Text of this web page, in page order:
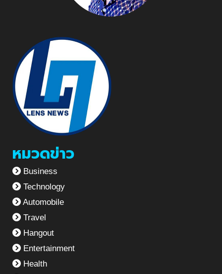
หมวดข่าว
Business
Technology
Automobile
Travel
Hangout
Entertainment
Health